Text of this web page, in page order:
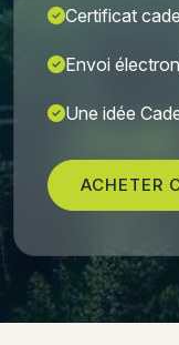
Certificat
Envoi
Une idée
ACHETER